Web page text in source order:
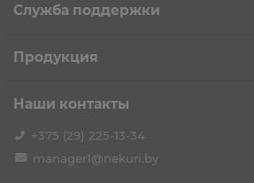
Служба поддержки
Продукция
Наши контакты
+375 (29) 225-13-34
manager1@nekuri.by